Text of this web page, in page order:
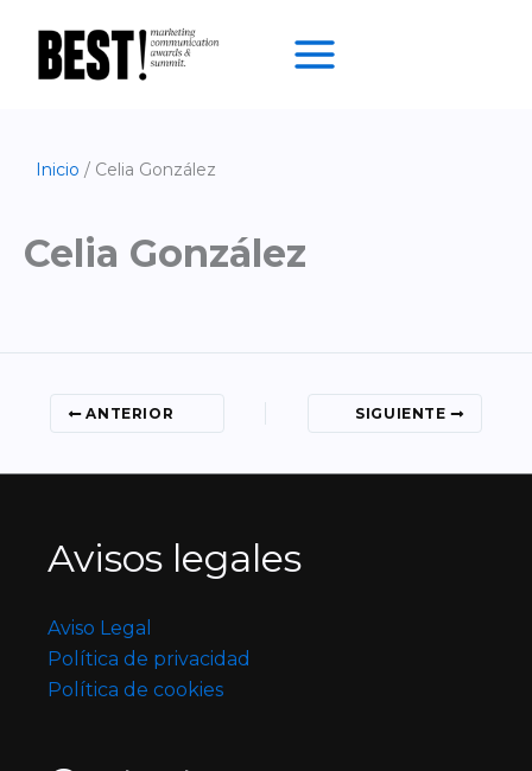
contenido
Inicio Celia González
Celia González
ANTERIOR SIGUIENTE
Avisos legales
Aviso Legal
Política de privacidad
Política de cookies